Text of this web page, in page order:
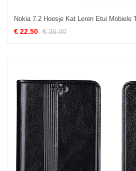
€ 22.50 € 36.00